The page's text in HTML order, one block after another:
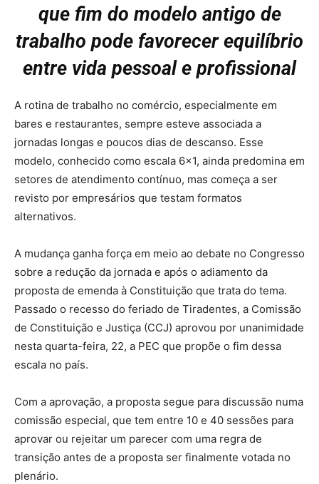
que fim do modelo antigo de
trabalho pode favorecer equilíbrio
entre vida pessoal e profissional
A rotina de trabalho no comércio, especialmente em
bares e restaurantes, sempre esteve associada a
jornadas longas e poucos dias de descanso. Esse
modelo, conhecido como escala 6×1, ainda predomina em
setores de atendimento contínuo, mas começa a ser
revisto por empresários que testam formatos
alternativos.
A mudança ganha força em meio ao debate no Congresso
sobre a redução da jornada e após o adiamento da
proposta de emenda à Constituição que trata do tema.
Passado o recesso do feriado de Tiradentes, a Comissão
de Constituição e Justiça (CCJ) aprovou por unanimidade
nesta quarta-feira, 22, a PEC que propõe o fim dessa
escala no país.
Com a aprovação, a proposta segue para discussão numa
comissão especial, que tem entre 10 e 40 sessões para
aprovar ou rejeitar um parecer com uma regra de
transição antes de a proposta ser finalmente votada no
plenário.